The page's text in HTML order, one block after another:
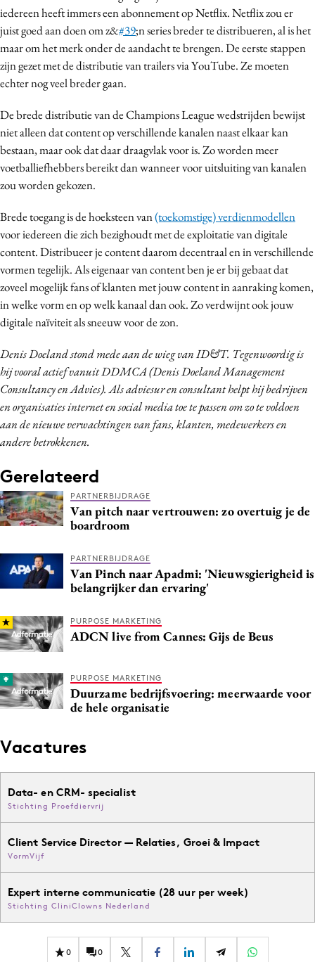
iedereen heeft immers een abonnement op Netflix. Netflix zou er
juist goed aan doen om z&#39;n series breder te distribueren, al is het
maar om het merk onder de aandacht te brengen. De eerste stappen
zijn gezet met de distributie van trailers via YouTube. Ze moeten
echter nog veel breder gaan.
De brede distributie van de Champions League wedstrijden bewijst
niet alleen dat content op verschillende kanalen naast elkaar kan
bestaan, maar ook dat daar draagvlak voor is. Zo worden meer
voetballiefhebbers bereikt dan wanneer voor uitsluiting van kanalen
zou worden gekozen.
Brede toegang is de hoeksteen van(toekomstige) verdienmodellen
voor iedereen die zich bezighoudt met de exploitatie van digitale
content. Distribueer je content daarom decentraal en in verschillende
vormen tegelijk. Als eigenaar van content ben je er bij gebaat dat
zoveel mogelijk fans of klanten met jouw content in aanraking komen,
in welke vorm en op welk kanaal dan ook. Zo verdwijnt ook jouw
digitale naïviteit als sneeuw voor de zon.
Denis Doeland stond mede aan de wieg van ID&T. Tegenwoordig is
hij vooral actief vanuit DDMCA (Denis Doeland Management
Consultancy en Advies). Als adviesur en consultant helpt hij bedrijven
en organisaties internet en social media toe te passen om zo te voldoen
aan de nieuwe verwachtingen van fans, klanten, medewerkers en
andere betrokkenen.
Gerelateerd
PARTNERBIJDRAGE
Van pitch naar vertrouwen: zo overtuig je de
boardroom
PARTNERBIJDRAGE
Van Pinch naar Apadmi: 'Nieuwsgierigheid is
belangrijker dan ervaring'
PURPOSE MARKETING
ADCN live from Cannes: Gijs de Beus
PURPOSE MARKETING
Duurzame bedrijfsvoering: meerwaarde voor
de hele organisatie
Vacatures
Data- en CRM- specialist
Stichting Proefdiervrij
Client Service Director — Relaties, Groei & Impact
VormVijf
Expert interne communicatie (28 uur per week)
Stichting CliniClowns Nederland
0 0